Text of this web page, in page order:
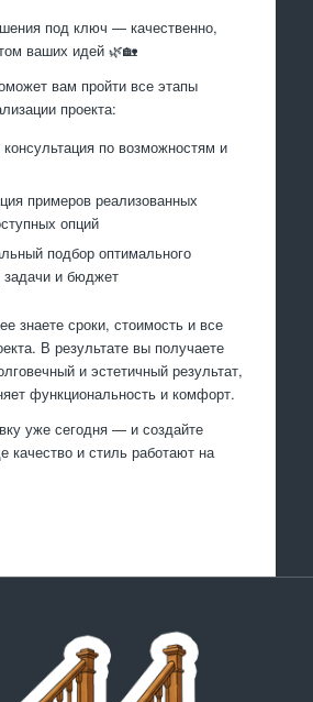
под ключ — качественно,
ваших идей 🌿🏡
вам пройти все этапы
проекта:
по возможностям и
примеров реализованных
опций
подбор оптимального
задачи и бюджет
знаете сроки, стоимость и все
В результате вы получаете
и эстетичный результат,
функциональность и комфорт.
уже сегодня — и создайте
качество и стиль работают на